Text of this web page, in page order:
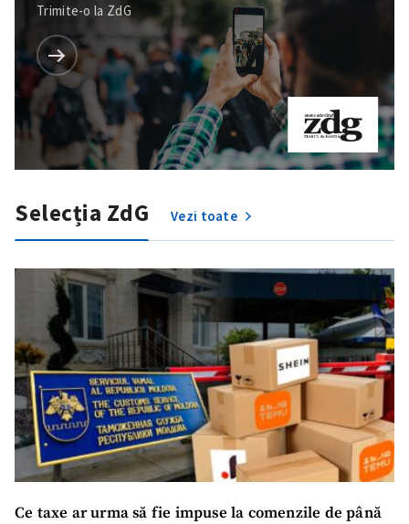
Trimite-o la ZdG
Selecția ZdG Vezi toate
Ce taxe ar urma să fie impuse la comenzile de până